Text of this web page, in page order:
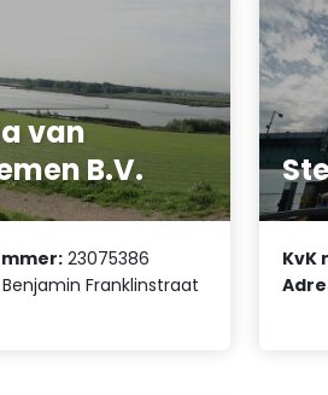
van
B.V.
23075386
Benjamin Franklinstraat
KvK